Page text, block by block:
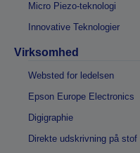
Micro Piezo-teknologi
Innovative Teknologier
Virksomhed
Websted for ledelsen
Epson Europe Electronics
Digigraphie
Direkte udskrivning på stof